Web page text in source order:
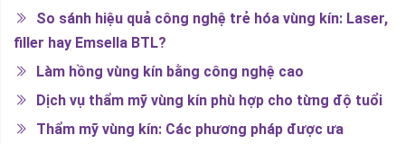
So sánh hiệu quả công nghệ trẻ hóa vùng kín: Laser,
filler hay Emsella BTL?
Làm hồng vùng kín bằng công nghệ cao
Dịch vụ thẩm mỹ vùng kín phù hợp cho từng độ tuổi
Thẩm mỹ vùng kín: Các phương pháp được ưa